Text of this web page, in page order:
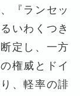
『ランセッ
いわくつき
定し、一方
権威とドイ
、軽率の誹